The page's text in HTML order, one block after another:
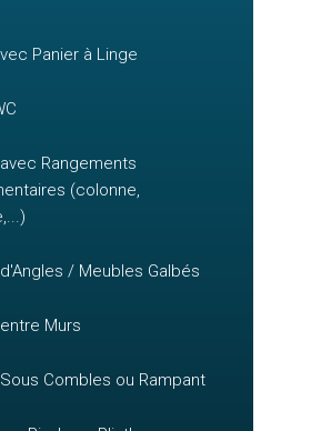
Panier à Linge
Rangements
(colonne,
/ Meubles Galbés
Murs
Combles ou Rampant